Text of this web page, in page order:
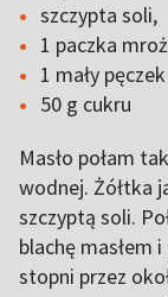
szczypta soli,
1 paczka
1 mały
50 g cukru
Masło połam
wodnej. Żółtka
szczyptą soli.
blachę masłem
stopni przez